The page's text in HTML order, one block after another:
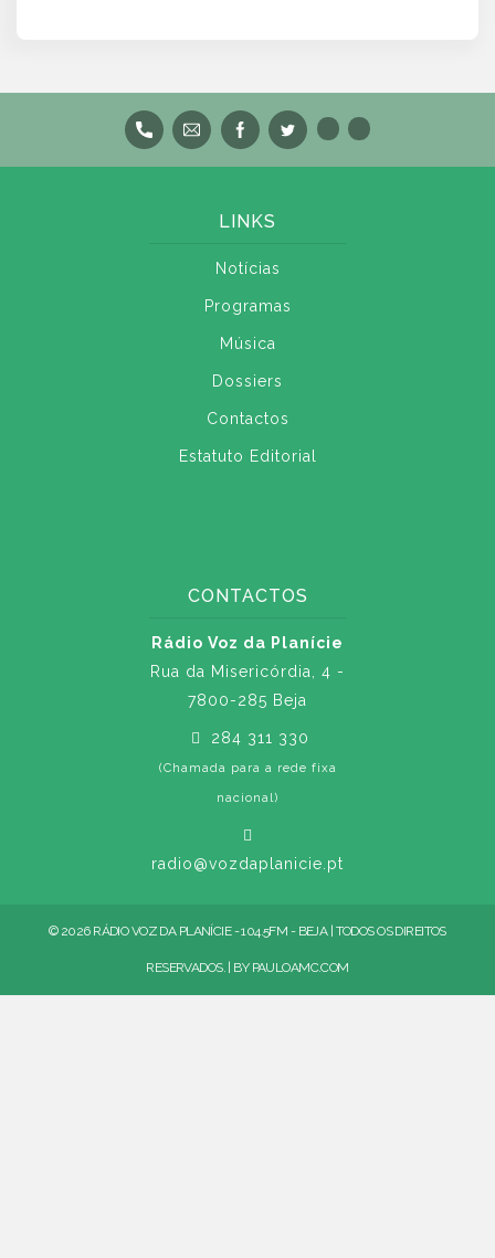
LINKS
Notícias
Programas
Música
Dossiers
Contactos
Estatuto Editorial
CONTACTOS
Rádio Voz da Planície
Rua da Misericórdia, 4 -
7800-285 Beja
284 311 330
(Chamada para a rede fixa
nacional)
radio@vozdaplanicie.pt
© 2026 RÁDIO VOZ DA PLANÍCIE - 104.5FM - BEJA | TODOS OS DIREITOS
RESERVADOS. | BY PAULOAMC.COM